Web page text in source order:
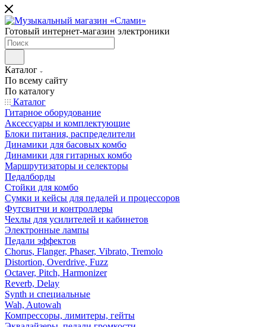
Готовый интернет-магазин электроники
Каталог
По всему сайту
По каталогу
Каталог
Гитарное оборудование
Аксессуары и комплектующие
Блоки питания, распределители
Динамики для басовых комбо
Динамики для гитарных комбо
Маршрутизаторы и селекторы
Педалборды
Стойки для комбо
Сумки и кейсы для педалей и процессоров
Футсвитчи и контроллеры
Чехлы для усилителей и кабинетов
Электронные лампы
Педали эффектов
Chorus, Flanger, Phaser, Vibrato, Tremolo
Distortion, Overdrive, Fuzz
Octaver, Pitch, Harmonizer
Reverb, Delay
Synth и специальные
Wah, Autowah
Компрессоры, лимитеры, гейты